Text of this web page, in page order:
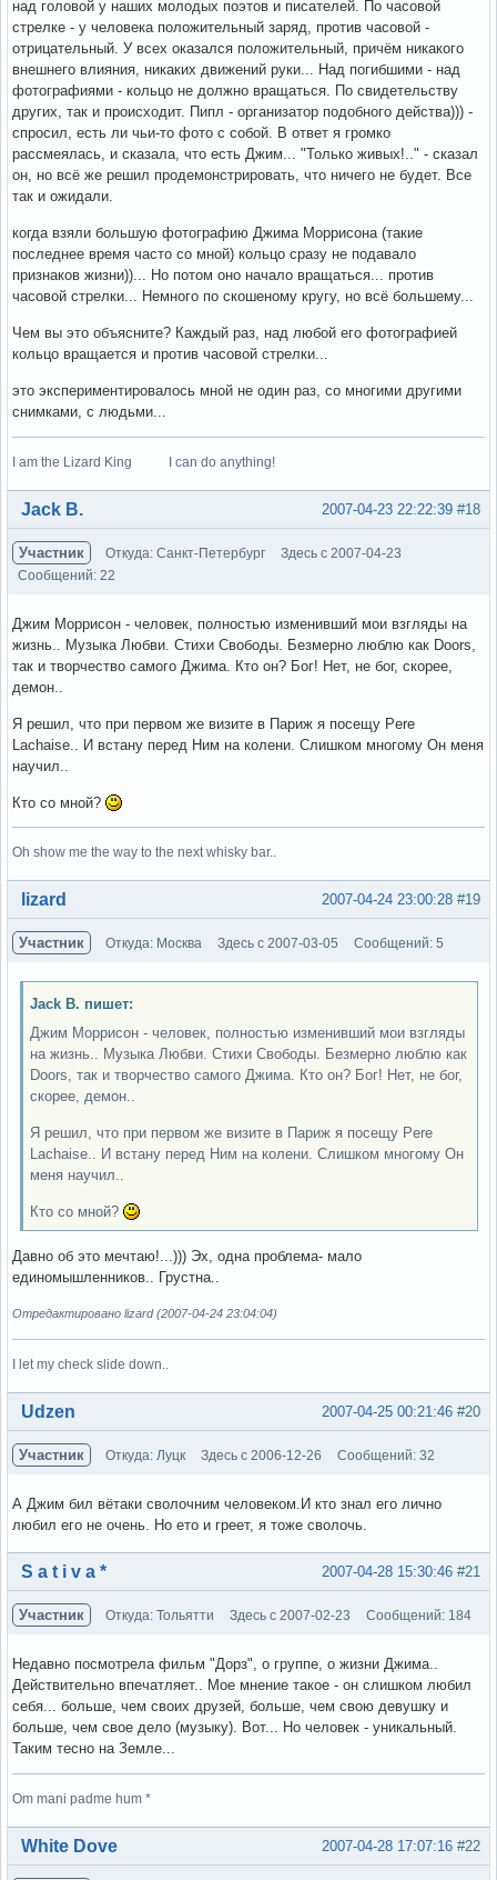
над головой у наших молодых поэтов и писателей. По часовой
стрелке - у человека положительный заряд, против часовой -
отрицательный. У всех оказался положительный, причём никакого
внешнего влияния, никаких движений руки... Над погибшими - над
фотографиями - кольцо не должно вращаться. По свидетельству
других, так и происходит. Пипл - организатор подобного действа))) -
спросил, есть ли чьи-то фото с собой. В ответ я громко
рассмеялась, и сказала, что есть Джим... "Только живых!.." - сказал
он, но всё же решил продемонстрировать, что ничего не будет. Все
так и ожидали.
когда взяли большую фотографию Джима Моррисона (такие
последнее время часто со мной) кольцо сразу не подавало
признаков жизни))... Но потом оно начало вращаться... против
часовой стрелки... Немного по скошеному кругу, но всё большему...
Чем вы это объясните? Каждый раз, над любой его фотографией
кольцо вращается и против часовой стрелки...
это экспериментировалось мной не один раз, со многими другими
снимками, с людьми...
I am the Lizard King I can do anything!
Вне форума #18
2007-04-23 22:22:39
Jack B.
Участник Откуда: Санкт-Петербург
Здесь с 2007-04-23
Сообщений: 22
Джим Моррисон - человек, полностью изменивший мои взгляды на
жизнь.. Музыка Любви. Стихи Свободы. Безмерно люблю как Doors,
так и творчество самого Джима. Кто он? Бог! Нет, не бог, скорее,
демон..
Я решил, что при первом же визите в Париж я посещу Pere
Lachaise.. И встану перед Ним на колени. Слишком многому Он меня
научил..
Кто со мной?
Oh show me the way to the next whisky bar..
Вне форума #19
2007-04-24 23:00:28
lizard
Участник Откуда: Москва Здесь с 2007-03-05 Сообщений: 5
Jack B. пишет:
Джим Моррисон - человек, полностью изменивший мои взгляды
на жизнь.. Музыка Любви. Стихи Свободы. Безмерно люблю как
Doors, так и творчество самого Джима. Кто он? Бог! Нет, не бог,
скорее, демон..
Я решил, что при первом же визите в Париж я посещу Pere
Lachaise.. И встану перед Ним на колени. Слишком многому Он
меня научил..
Кто со мной?
Давно об это мечтаю!...))) Эх, одна проблема- мало
единомышленников.. Грустна..
Отредактировано lizard (2007-04-24 23:04:04)
I let my check slide down..
Вне форума #20
2007-04-25 00:21:46
Udzen
Участник Откуда: Луцк Здесь с 2006-12-26 Сообщений: 32
А Джим бил вётаки сволочним человеком.И кто знал его лично
любил его не очень. Но ето и греет, я тоже сволочь.
Вне форума #21
2007-04-28 15:30:46
S a t i v a *
Участник Откуда: Тольятти Здесь с 2007-02-23 Сообщений: 184
Недавно посмотрела фильм "Дорз", о группе, о жизни Джима..
Действительно впечатляет.. Мое мнение такое - он слишком любил
себя... больше, чем своих друзей, больше, чем свою девушку и
больше, чем свое дело (музыку). Вот... Но человек - уникальный.
Таким тесно на Земле...
Om mani padme hum *
Вне форума #22
2007-04-28 17:07:16
White Dove